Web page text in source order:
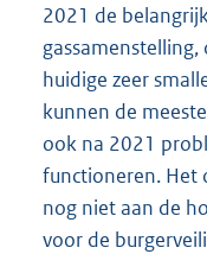
2021 de
huidige zeer
kunnen de
ook na 2021
functioneren. Het
nog niet aan de
voor de